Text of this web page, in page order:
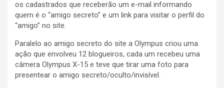
os cadastrados que receberão um e-mail informando
quem é o “amigo secreto” e um link para visitar o perfil do
“amigo” no site.
Paralelo ao amigo secreto do site a Olympus criou uma
ação que envolveu 12 blogueiros, cada um recebeu uma
câmera Olympus X-15 e teve que tirar uma foto para
presentear o amigo secreto/oculto/invisível.